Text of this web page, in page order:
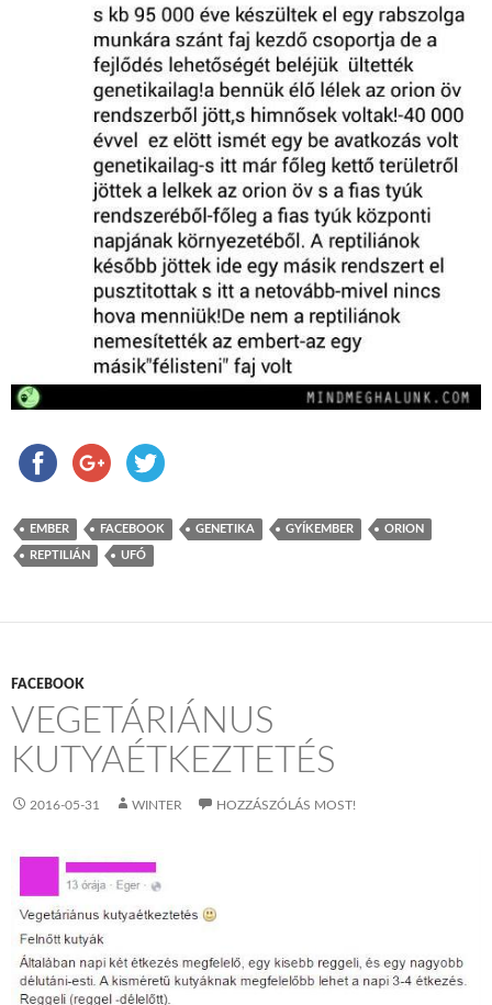
EMBER FACEBOOK GENETIKA GYÍKEMBER ORION
REPTILIÁN UFÓ
FACEBOOK
VEGETÁRIÁNUS
KUTYAÉTKEZTETÉS
2016-05-31 WINTER HOZZÁSZÓLÁS MOST!